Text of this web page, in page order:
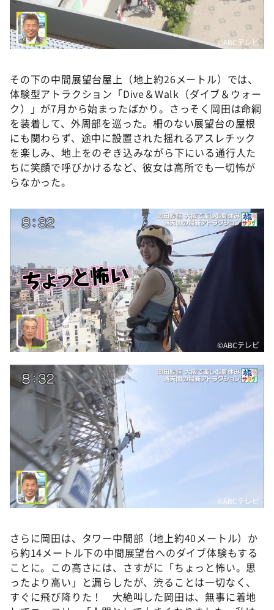
©️ABCテレビ
その下の中間展望台屋上（地上約26メートル）では、
体験型アトラクション「Dive＆Walk（ダイブ＆ウォー
ク）」が7月から始まったばかり。さっそく岡田は命綱
を装着して、外周部を巡った。柵のない展望台の屋根
にも関わらず、途中に設置された揺れるアスレチック
を楽しみ、地上をのぞき込みながら下にいる通行人た
ちに笑顔で呼びかけるなど、彼女は高所でも一切怖が
らなかった。
©️ABCテレビ
©️ABCテレビ
さらに岡田は、タワー中間部（地上約40メートル）か
ら約14メートル下の中間展望台へのダイブ体験もする
ことに。この高さには、さすがに「ちょっと怖い。思
ったより高い」と漏らしたが、渋ることは一切なく、
すぐに飛び降りた！ 大絶叫した岡田は、無事に着地